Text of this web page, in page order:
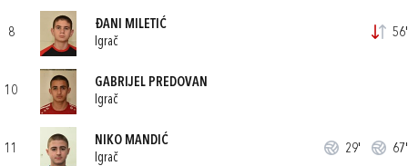
8
ĐANI MILETIĆ
Igrač
56'
10
GABRIJEL PREDOVAN
Igrač
11
NIKO MANDIĆ
Igrač
29' 67'